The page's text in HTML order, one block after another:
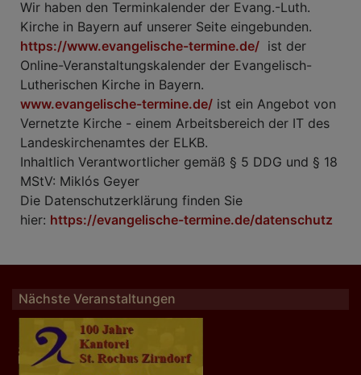
Wir haben den Terminkalender der Evang.-Luth.
Kirche in Bayern auf unserer Seite eingebunden.
https://www.evangelische-termine.de/ ist der
Online-Veranstaltungskalender der Evangelisch-
Lutherischen Kirche in Bayern.
www.evangelische-termine.de/ ist ein Angebot von
Vernetzte Kirche - einem Arbeitsbereich der IT des
Landeskirchenamtes der ELKB.
Inhaltlich Verantwortlicher gemäß § 5 DDG und § 18
MStV: Miklós Geyer
Die Datenschutzerklärung finden Sie
hier: https://evangelische-termine.de/datenschutz
Nächste Veranstaltungen